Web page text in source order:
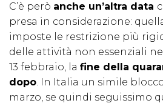
C’è però anche un’altra data
presa in considerazione:
imposte le restrizione più
delle attività non essenziali
13 febbraio, la fine della
dopo. In Italia un simile
marzo, se quindi seguissimo